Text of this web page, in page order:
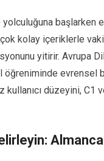
yolculuğuna
kolay içeriklerle
yitirir. Avrupa
evrensel
kullanıcı düzeyini,